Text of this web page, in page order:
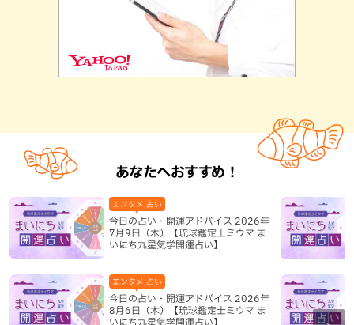
あなたへおすすめ！
今日の占い・開運アドバイス 2026年
7月9日（木）【琉球鑑定士ミウマ ま
いにち九星気学開運占い】
エンタメ,占い
今日の占い・開運アドバイス 2026年
8月6日（木）【琉球鑑定士ミウマ ま
いにち九星気学開運占い】
エンタメ,占い